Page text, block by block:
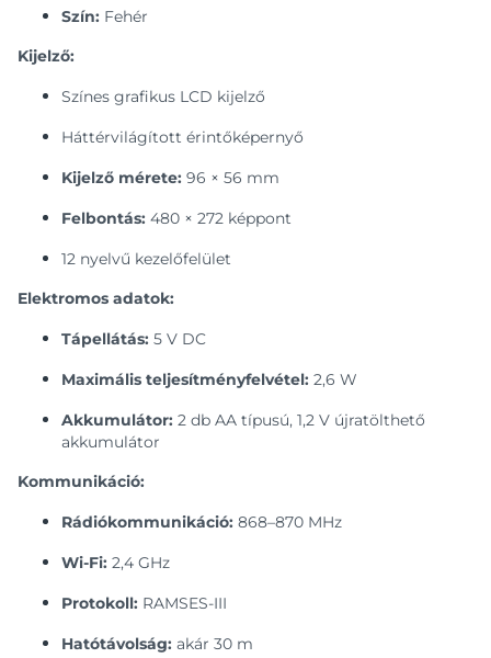
Szín: Fehér
Kijelző:
Színes grafikus LCD kijelző
Háttérvilágított érintőképernyő
Kijelző mérete: 96 × 56 mm
Felbontás: 480 × 272 képpont
12 nyelvű kezelőfelület
Elektromos adatok:
Tápellátás: 5 V DC
Maximális teljesítményfelvétel: 2,6 W
Akkumulátor: 2 db AA típusú, 1,2 V újratölthető
akkumulátor
Kommunikáció:
Rádiókommunikáció: 868–870 MHz
Wi-Fi: 2,4 GHz
Protokoll: RAMSES-III
Hatótávolság: akár 30 m